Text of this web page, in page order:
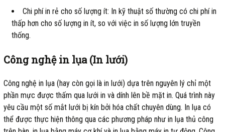
Chi phí in rẻ cho số lượng ít: In kỹ thuật số thường có chi phí in
thấp hơn cho số lượng in ít, so với việc in số lượng lớn truyền
thống.
Công nghệ in lụa (In lưới)
Công nghệ in lụa (hay còn gọi là in lưới) dựa trên nguyên lý chỉ một
phần mực được thấm qua lưới in và dính lên bề mặt in. Quá trình này
yêu cầu một số mắt lưới bị kín bởi hóa chất chuyên dùng. In lụa có
thể được thực hiện thông qua các phương pháp như in lụa thủ công